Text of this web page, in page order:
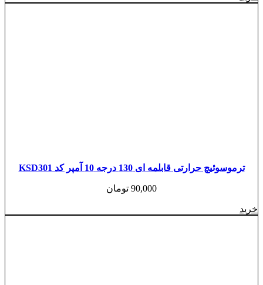
ترموسوئیچ حرارتی قابلمه ای 130 درجه 10 آمپر کد KSD301
90,000 تومان
خرید